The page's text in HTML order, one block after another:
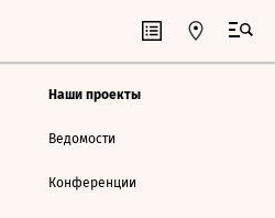
Наши проекты
Ведомости
Конференции